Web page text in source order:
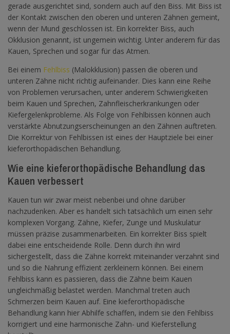
gerade ausgerichtet sind, sondern auch auf den Biss. Mit Biss ist
der Kontakt zwischen den oberen und unteren Zähnen gemeint,
wenn der Mund geschlossen ist. Ein korrekter Biss, auch
Okklusion genannt, ist ungemein wichtig. Unter anderem für das
Kauen, Sprechen und sogar für das Atmen.
Bei einem Fehlbiss (Malokklusion) passen die oberen und
unteren Zähne nicht richtig aufeinander. Dies kann eine Reihe
von Problemen verursachen, unter anderem Schwierigkeiten
beim Kauen und Sprechen, Zahnfleischerkrankungen oder
Kiefergelenkprobleme. Als Folge von Fehlbissen können auch
verstärkte Abnutzungserscheinungen an den Zähnen auftreten.
Die Korrektur von Fehlbissen ist eines der Hauptziele bei einer
kieferorthopädischen Behandlung.
Wie eine kieferorthopädische Behandlung das
Kauen verbessert
Kauen tun wir zwar meist nebenbei und ohne darüber
nachzudenken. Aber es handelt sich tatsächlich um einen sehr
komplexen Vorgang. Zähne, Kiefer, Zunge und Muskulatur
müssen präzise zusammenarbeiten. Ein korrekter Biss spielt
dabei eine entscheidende Rolle. Denn durch ihn wird
sichergestellt, dass die Zähne korrekt miteinander verzahnt sind
und so die Nahrung effizient zerkleinern können. Bei einem
Fehlbiss kann es passieren, dass die Zähne beim Kauen
ungleichmäßig belastet werden. Manchmal treten auch
Schmerzen beim Kauen auf. Eine kieferorthopädische
Behandlung kann hier Abhilfe schaffen, indem sie den Fehlbiss
korrigiert und eine harmonische Zahn- und Kieferstellung